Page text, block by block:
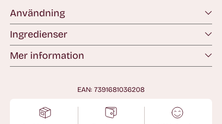
Användning
Ingredienser
Mer information
EAN: 7391681036208